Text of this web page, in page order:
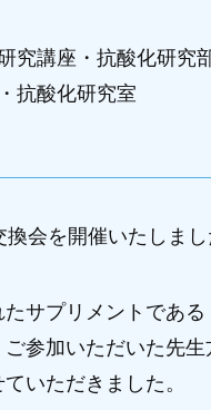
究講座・抗酸化研究
抗酸化研究室
会を開催いたしまし
サプリメントであ
参加いただいた先
いただきました。